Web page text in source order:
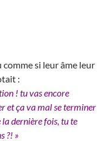
comme si leur âme leur
:
! tu vas encore
et ça va mal se terminer
dernière fois, tu te
?! »